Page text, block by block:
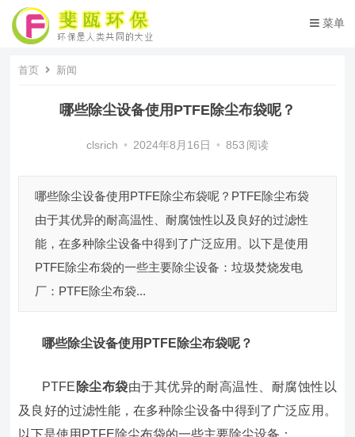
菜单
首页 新闻
哪些除尘设备使用PTFE除尘布袋呢？
clsrich • 2024年8月16日 • 853 阅读
哪些除尘设备使用PTFE除尘布袋呢？PTFE除尘布袋
由于其优异的耐高温性、耐腐蚀性以及良好的过滤性
能，在多种除尘设备中得到了广泛应用。以下是使用
PTFE除尘布袋的一些主要除尘设备：垃圾焚烧发电
厂：PTFE除尘布袋...
哪些除尘设备使用 PTFE除尘布袋呢？
PTFE 除尘布袋由于其优异的耐高温性、耐腐蚀性以
及良好的过滤性能，在多种除尘设备中得到了广泛应用。
以下是使用PTFE除尘布袋的一些主要除尘设备：